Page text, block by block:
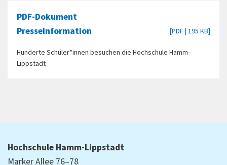
PDF-Dokument
Presseinformation
[PDF | 195 KB]
Hunderte Schüler*innen besuchen die Hochschule Hamm-
Lippstadt
Hochschule Hamm-Lippstadt
Marker Allee 76–78